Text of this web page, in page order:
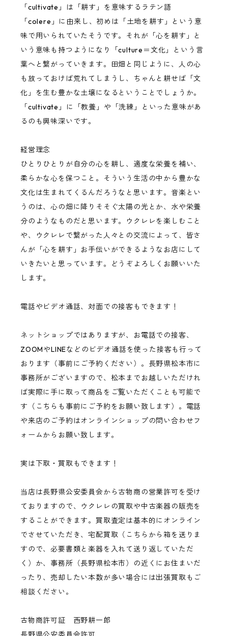
Sofla ukes by YGK
「cultivate」は「耕す」を意味するラテン語
「colere」に由来し、初めは「土地を耕す」という意
味で用いられていたそうです。それが「心を耕す」と
いう意味も持つようになり「culture＝文化」という言
葉へと繋がっていきます。田畑と同じように、人の心
も放っておけば荒れてしまうし、ちゃんと耕せば「文
化」を生む豊かな土壌になるということでしょうか。
「cultivate」に「教養」や「洗練」といった意味があ
るのも興味深いです。
経営理念
ひとりひとりが自分の心を耕し、適度な栄養を補い、
柔らかな心を保つこと。そういう生活の中から豊かな
文化は生まれてくるんだろうなと思います。音楽とい
うのは、心の畑に降りそそぐ太陽の光とか、水や栄養
分のようなものだと思います。ウクレレを楽しむこと
や、ウクレレで繋がった人々との交流によって、皆さ
んが「心を耕す」お手伝いができるようなお店にして
いきたいと思っています。どうぞよろしくお願いいた
します。
電話やビデオ通話、対面での接客もできます！
ネットショップではありますが、お電話での接客、
ZOOMやLINEなどのビデオ通話を使った接客も行って
おります（事前にご予約ください）。長野県松本市に
事務所がございますので、松本までお越しいただけれ
ば実際に手に取って商品をご覧いただくことも可能で
す（こちらも事前にご予約をお願い致します）。電話
や来店のご予約はオンラインショップの問い合わせフ
ォームからお願い致します。
実は下取・買取もできます！
当店は長野県公安委員会から古物商の営業許可を受け
ておりますので、ウクレレの買取や中古楽器の販売を
することができます。買取査定は基本的にオンライン
でさせていただき、宅配買取（こちらから箱を送りま
すので、必要書類と楽器を入れて送り返していただ
く）か、事務所（長野県松本市）の近くにお住まいだ
ったり、売却したい本数が多い場合には出張買取もご
相談ください。
古物商許可証 西野耕一郎